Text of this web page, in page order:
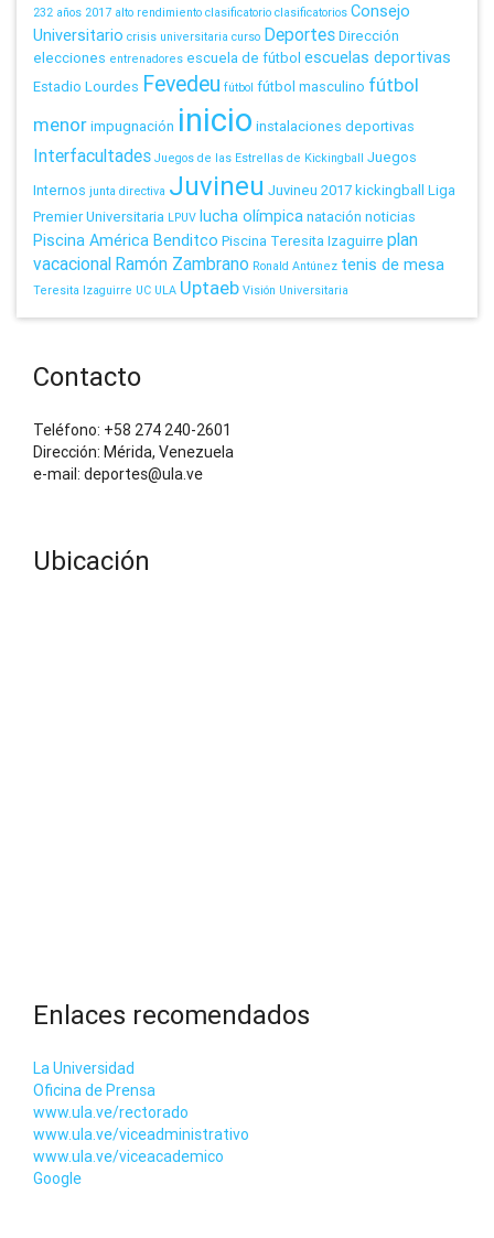
232 años 2017 alto rendimiento clasificatorio clasificatorios Consejo
Universitario crisis universitaria curso DeportesDirección
elecciones entrenadores escuela de fútbol escuelas deportivas
Estadio Lourdes Fevedeu fútbol fútbol masculino fútbol
menorimpugnación inicio instalaciones deportivas
Interfacultades Juegos de las Estrellas de Kickingball Juegos
Internos junta directiva Juvineu Juvineu 2017kickingball Liga
Premier Universitaria LPUV lucha olímpicanatación noticias
Piscina América Benditco Piscina Teresita Izaguirre plan
vacacional Ramón Zambrano Ronald Antúnez tenis de mesa
Teresita Izaguirre UC ULA Uptaeb Visión Universitaria
Contacto
Teléfono: +58 274 240-2601
Dirección: Mérida, Venezuela
e-mail: deportes@ula.ve
Ubicación
Enlaces recomendados
La Universidad
Oficina de Prensa
www.ula.ve/rectorado
www.ula.ve/viceadministrativo
www.ula.ve/viceacademico
Google